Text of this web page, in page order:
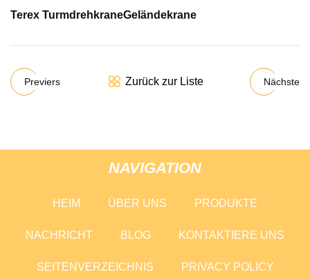
Terex TurmdrehkraneGeländekrane
Previers Zurück zur Liste Nächste
NAVIGATION
HEIM ÜBER UNS PRODUKTE
NACHRICHT BLOG KONTAKTIERE UNS
SEITENVERZEICHNIS PRIVACY POLICY